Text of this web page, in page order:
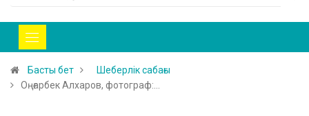
Басты бет
Шеберлік сабағы
Оңғарбек Алхаров, фотограф:…